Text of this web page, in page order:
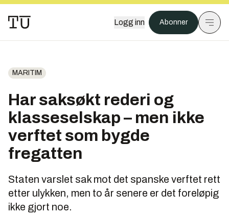
Logg inn Abonner
MARITIM
Har saksøkt rederi og
klasseselskap – men ikke
verftet som bygde
fregatten
Staten varslet sak mot det spanske verftet rett
etter ulykken, men to år senere er det foreløpig
ikke gjort noe.